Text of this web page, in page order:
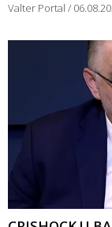
Valter Portal